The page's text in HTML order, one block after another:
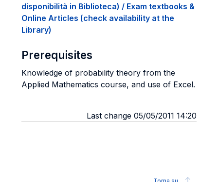
disponibilità in Biblioteca) / Exam textbooks &
Online Articles (check availability at the
Library)
Prerequisites
Knowledge of probability theory from the
Applied Mathematics course, and use of Excel.
Last change 05/05/2011 14:20